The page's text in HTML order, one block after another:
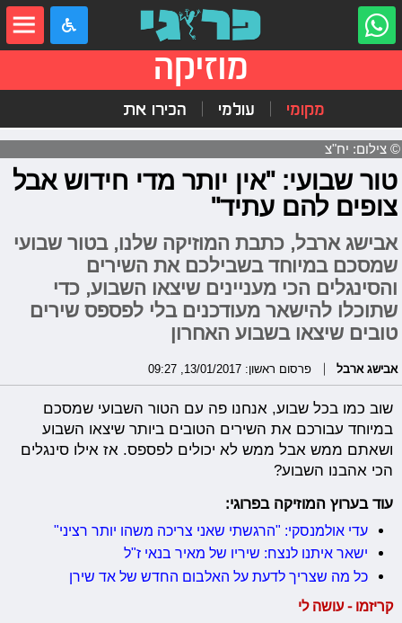
מוזיקה
מקומי עולמי הכירו את
© צילום: יח"צ
טור שבועי: "אין יותר מדי חידוש אבל
צופים להם עתיד"
אבישג ארבל, כתבת המוזיקה שלנו, בטור שבועי
שמסכם במיוחד בשבילכם את השירים
והסינגלים הכי מעניינים שיצאו השבוע, כדי
שתוכלו להישאר מעודכנים בלי לפספס שירים
טובים שיצאו בשבוע האחרון
אבישג ארבל פרסום ראשון: 13/01/2017, 09:27
שוב כמו בכל שבוע, אנחנו פה עם הטור השבועי שמסכם
במיוחד עבורכם את השירים הטובים ביותר שיצאו השבוע
ושאתם ממש אבל ממש לא יכולים לפספס. אז אילו סינגלים
הכי אהבנו השבוע?
עוד בערוץ המוזיקה בפרוגי:
עדי אולמנסקי: "הרגשתי שאני צריכה משהו יותר רציני"
ישאר איתנו לנצח: שיריו של מאיר בנאי ז"ל
כל מה שצריך לדעת על האלבום החדש של אד שירן
קריזמו - עושה לי